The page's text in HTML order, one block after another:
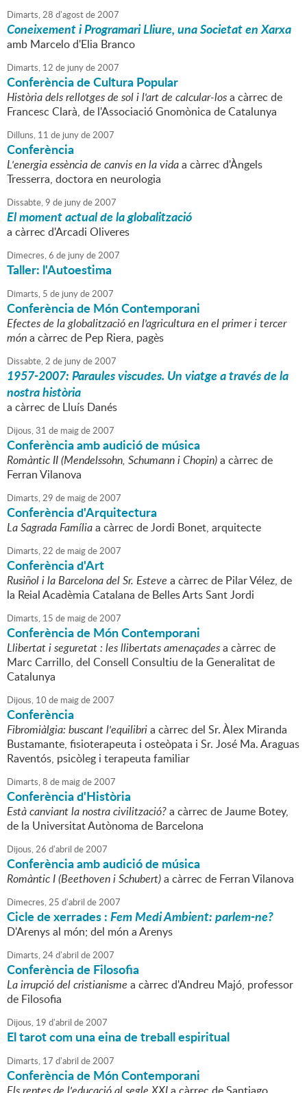
Dimarts,28 d'agostde2007
Coneixement i Programari Lliure, una Societat en Xarxa
amb Marcelo d'Elia Branco
Dimarts, 12 de junyde2007
Conferència de Cultura Popular
Història dels rellotges de sol i l'art de calcular-losa càrrec de
Francesc Clarà, de l'Associació Gnomònica de Catalunya
Dilluns, 11 de junyde2007
Conferència
L'energia essència de canvis en la vidaa càrrec d'Àngels
Tresserra, doctora en neurologia
Dissabte,9 de junyde2007
El moment actual de la globalització
a càrrec d'Arcadi Oliveres
Dimecres,6 de junyde2007
Taller: l'Autoestima
Dimarts, 5 de junyde2007
Conferència de Món Contemporani
Efectes de la globalització en l'agricultura en el primer i tercer
móna càrrec de Pep Riera, pagès
Dissabte,2 de junyde2007
1957-2007: Paraules viscudes. Un viatge a través de la
nostra història
a càrrec de Lluís Danés
Dijous,31 de maigde2007
Conferència amb audició de música
Romàntic II (Mendelssohn, Schumann i Chopin)a càrrec de
Ferran Vilanova
Dimarts,29 de maigde2007
Conferència d'Arquitectura
La Sagrada Famíliaa càrrec de Jordi Bonet, arquitecte
Dimarts,22 de maigde2007
Conferència d'Art
Rusiñol i la Barcelona del Sr. Esteve a càrrec de Pilar Vélez, de
la Reial Acadèmia Catalana de Belles Arts Sant Jordi
Dimarts, 15 de maigde2007
Conferència de Món Contemporani
Llibertat i seguretat : les llibertats amenaçadesa càrrec de
Marc Carrillo, del Consell Consultiu de la Generalitat de
Catalunya
Dijous, 10 de maigde2007
Conferència
Fibromiàlgia: buscant l'equilibria càrrec del Sr. Àlex Miranda
Bustamante, fisioterapeuta i osteòpata i Sr. José Ma. Araguas
Raventós, psicòleg i terapeuta familiar
Dimarts,8 de maigde2007
Conferència d'Història
Està canviant la nostra civilització?a càrrec de Jaume Botey,
de la Universitat Autònoma de Barcelona
Dijous,26 d'abril de2007
Conferència amb audició de música
Romàntic I (Beethoven i Schubert)a càrrec de Ferran Vilanova
Dimecres,25 d'abril de2007
Cicle de xerrades :Fem Medi Ambient: parlem-ne?
D'Arenys al món; del món a Arenys
Dimarts,24d'abril de2007
Conferència de Filosofia
La irrupció del cristianisme a càrrec d'Andreu Majó, professor
de Filosofia
Dijous, 19 d'abril de2007
El tarot com una eina de treball espiritual
Dimarts, 17 d'abril de2007
Conferència de Món Contemporani